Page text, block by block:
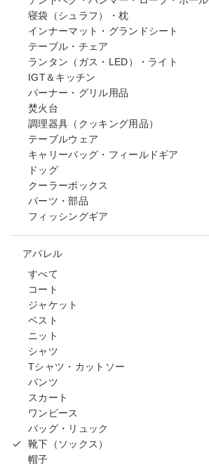
寝袋（シュラフ）・枕
インナーマット・グランドシート
テーブル・チェア
ランタン（ガス・LED）・ライト
IGT＆キッチン
バーナー・グリル用品
焚火台
調理器具（クッキング用品）
テーブルウェア
キャリーバッグ・フィールドギア
ドッグ
クーラーボックス
パーツ・部品
フィッシングギア
アパレル
すべて
コート
ジャケット
ベスト
ニット
シャツ
Tシャツ・カットソー
パンツ
スカート
ワンピース
バッグ・リュック
靴下（ソックス）
帽子